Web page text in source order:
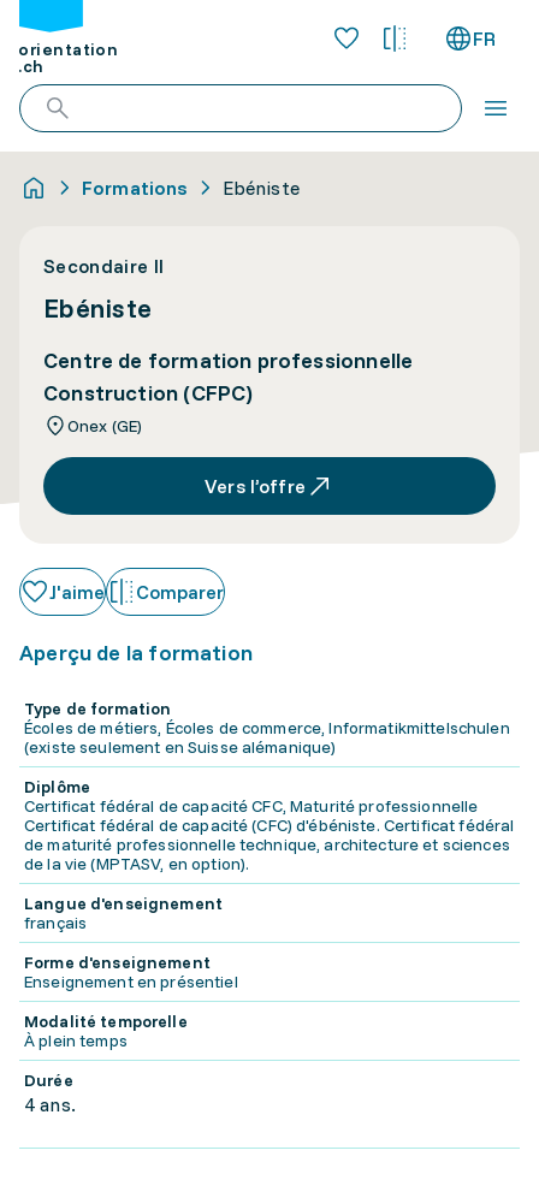
orientation
.ch
FR
Formations Ebéniste
Secondaire II
Ebéniste
Centre de formation professionnelle
Construction (CFPC)
Onex (GE)
Vers l’offre
J'aime Comparer
Aperçu de la formation
Type de formation
Écoles de métiers, Écoles de commerce, Informatikmittelschulen
(existe seulement en Suisse alémanique)
Diplôme
Certificat fédéral de capacité CFC, Maturité professionnelle
Certificat fédéral de capacité (CFC) d'ébéniste. Certificat fédéral
de maturité professionnelle technique, architecture et sciences
de la vie (MPTASV, en option).
Langue d'enseignement
français
Forme d'enseignement
Enseignement en présentiel
Modalité temporelle
À plein temps
Durée
4 ans.